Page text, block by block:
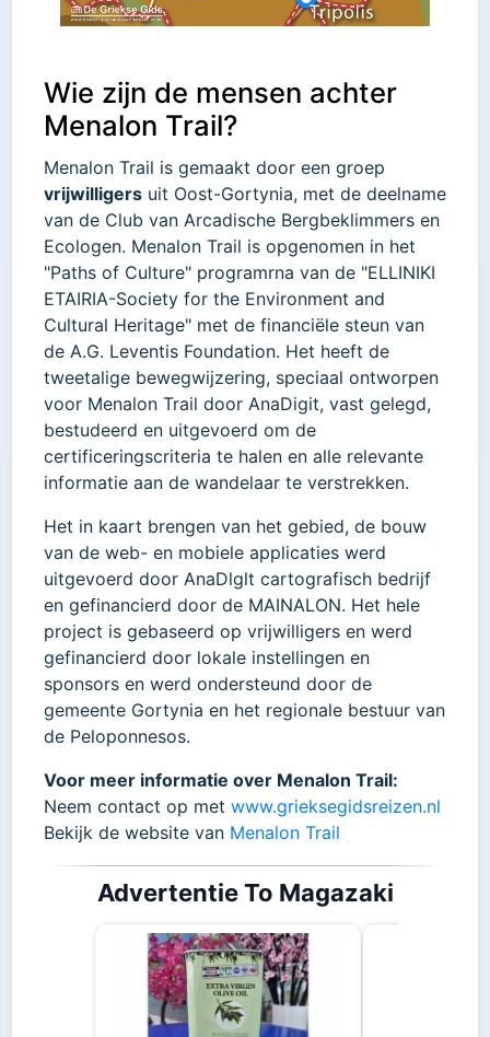
Wie zijn de mensen achter
Menalon Trail?
Menalon Trail is gemaakt door een groep
vrijwilligers uit Oost-Gortynia, met de deelname
van de Club van Arcadische Bergbeklimmers en
Ecologen. Menalon Trail is opgenomen in het
"Paths of Culture" programrna van de "ELLINIKI
ETAIRIA-Society for the Environment and
Cultural Heritage" met de financiële steun van
de A.G. Leventis Foundation. Het heeft de
tweetalige bewegwijzering, speciaal ontworpen
voor Menalon Trail door AnaDigit, vast gelegd,
bestudeerd en uitgevoerd om de
certificeringscriteria te halen en alle relevante
informatie aan de wandelaar te verstrekken.
Het in kaart brengen van het gebied, de bouw
van de web- en mobiele applicaties werd
uitgevoerd door AnaDlglt cartografisch bedrijf
en gefinancierd door de MAINALON. Het hele
project is gebaseerd op vrijwilligers en werd
gefinancierd door lokale instellingen en
sponsors en werd ondersteund door de
gemeente Gortynia en het regionale bestuur van
de Peloponnesos.
Voor meer informatie over Menalon Trail:
Neem contact op met www.grieksegidsreizen.nl
Bekijk de website van Menalon Trail
Advertentie To Magazaki